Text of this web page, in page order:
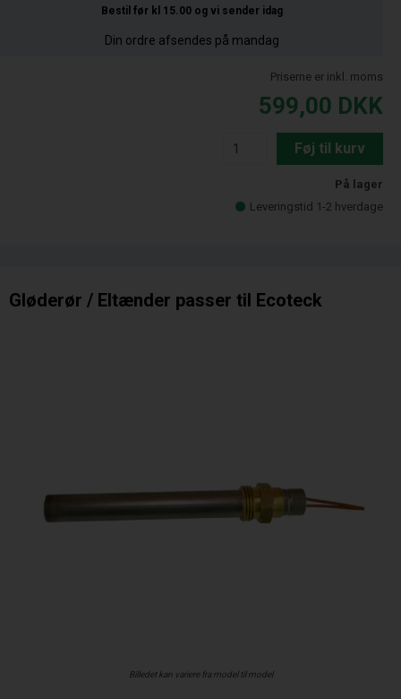
Bestil før kl 15.00 og vi sender idag
Din ordre afsendes på mandag
Priserne er inkl. moms
599,00 DKK
Føj til kurv
På lager
Leveringstid 1-2 hverdage
Gløderør / Eltænder passer til Ecoteck
Billedet kan variere fra model til model